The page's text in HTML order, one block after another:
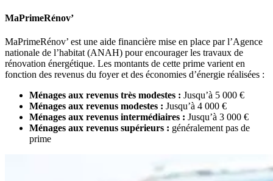
MaPrimeRénov’
MaPrimeRénov’ est une aide financière mise en place par l’Agence
nationale de l’habitat (ANAH) pour encourager les travaux de
rénovation énergétique. Les montants de cette prime varient en
fonction des revenus du foyer et des économies d’énergie réalisées :
Ménages aux revenus très modestes : Jusqu’à 5 000 €
Ménages aux revenus modestes : Jusqu’à 4 000 €
Ménages aux revenus intermédiaires : Jusqu’à 3 000 €
Ménages aux revenus supérieurs : généralement pas de
prime